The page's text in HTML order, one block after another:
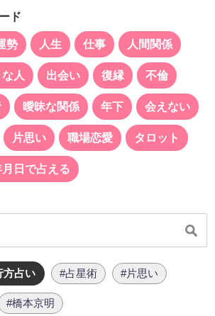
ド
勢 人生 仕事 人間関係
人 出会い 復縁 不倫
曖昧な関係 年下 会えない
片思い 職場恋愛 タロット
日で占える
方占い #占星術 #片思い
#橋本京明